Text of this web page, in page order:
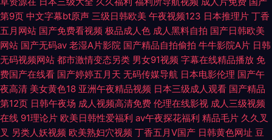
第9页 中文字幕bt原声 三级日韩欧美 午夜视频123 日本推理片 丁香
五月网站 国产免费看视频 极品成人色 成人黑料自拍 国产日韩欧美
网站 国产无码av 老湿A片影院 国产精品自拍偷拍 牛牛影院A片 日韩
无码视频网站 都市激情变态另类 男女91视频 字幕在线精品播放 免
费国产在线看 国产婷婷五月天 无码传媒导航 日本电影伦理 国产午
夜高清 美女黄色18 亚洲午夜精品视频 日本三级成人观看 国产精品
第12页 日韩午夜场 成人视频高清免费 伦理在线影视 成人三级视频
在线 91理论片 欧美日韩性爱福利 av午夜探花福利 精品毛片 久久叉
叉 另类人妖视频 欧美熟妇穴视频 丁香五月V国产 日韩黄色网址 豆